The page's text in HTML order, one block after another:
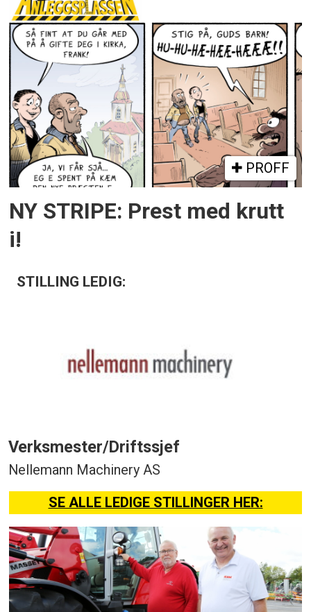
PROFF
NY STRIPE: Prest med krutt
i!
STILLING LEDIG:
Verksmester/Driftssjef
Nellemann Machinery AS
SE ALLE LEDIGE STILLINGER HER: